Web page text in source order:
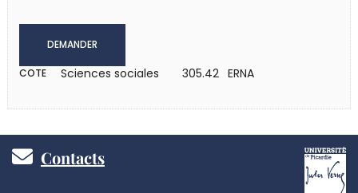
DEMANDER
COTE Sciences sociales 305.42 ERNA
PiedContacts